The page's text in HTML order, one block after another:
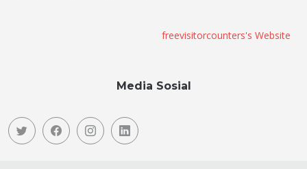
freevisitorcounters's Website
Media Sosial